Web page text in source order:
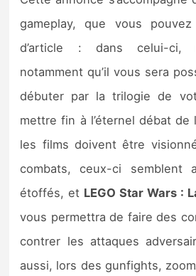
Sorties de jeux
Bons plans
Guides
gameplay, que vous
d’article : dans celui-ci,
notamment qu’il vous sera
débuter par la trilogie de
mettre fin à l’éternel débat de
les films doivent être
combats, ceux-ci semblent
étoffés, et LEGO Star Wars :
vous permettra de faire des
contrer les attaques
aussi, lors des gunfights,